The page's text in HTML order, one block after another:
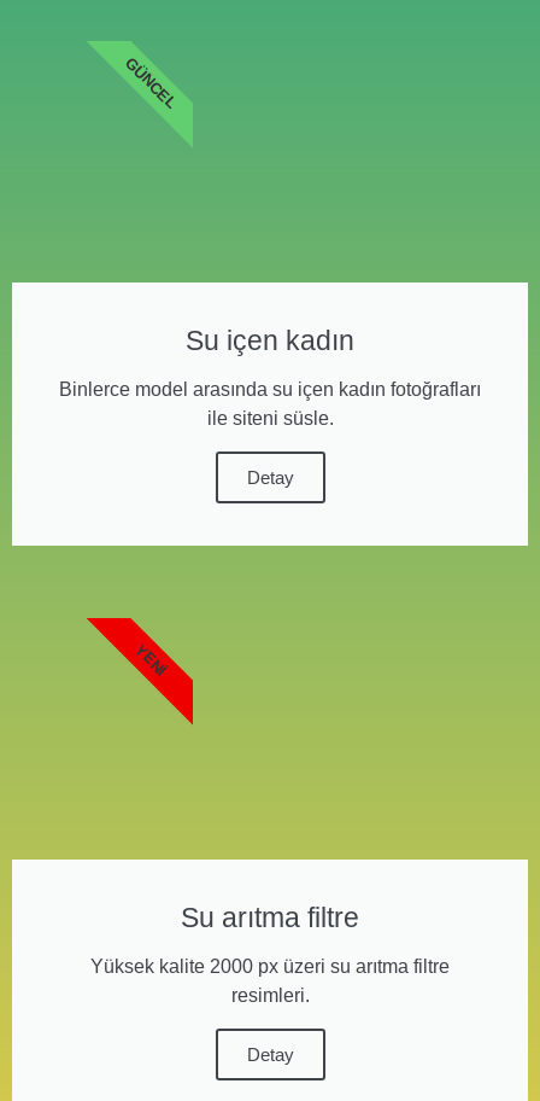
Su içen kadın
Binlerce model arasında su içen kadın fotoğrafları
ile siteni süsle.
Detay
GÜNCEL
Su arıtma filtre
Yüksek kalite 2000 px üzeri su arıtma filtre
resimleri.
Detay
YENI